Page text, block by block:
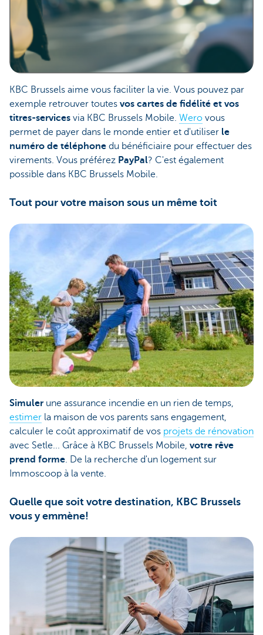
KBC Brussels aime vous faciliter la vie. Vous pouvez par
exemple retrouver toutes vos cartes de fidélité et vos
titres-services via KBC Brussels Mobile. Wero vous
permet de payer dans le monde entier et d'utiliser le
numéro de téléphone du bénéficiaire pour effectuer des
virements. Vous préférez PayPal? C'est également
possible dans KBC Brussels Mobile.
Tout pour votre maison sous un même toit
Simuler une assurance incendie en un rien de temps,
estimer la maison de vos parents sans engagement,
calculer le coût approximatif de vos projets de rénovation
avec Setle... Grâce à KBC Brussels Mobile, votre rêve
prend forme . De la recherche d'un logement sur
Immoscoop à la vente.
Quelle que soit votre destination, KBC Brussels
vous y emmène!